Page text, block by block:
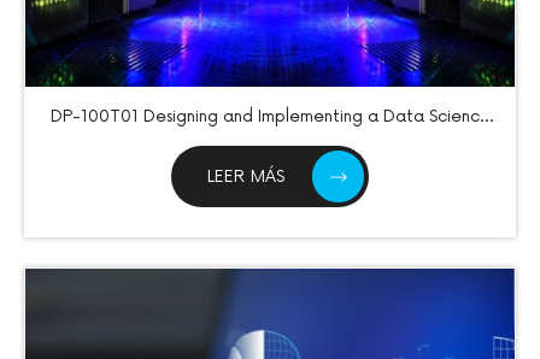
DP-100T01 Designing and Implementing a Data Science
LEER MÁS